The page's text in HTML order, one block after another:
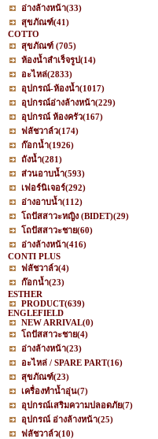
อ่างล้างหน้า(33)
สุขภัณฑ์(41)
COTTO
สุขภัณฑ์ (705)
ห้องน้ำสำเร็จรูป(14)
อะไหล่(2833)
อุปกรณ์-ห้องน้ำ(1017)
อุปกรณ์อ่างล้างหน้า(229)
อุปกรณ์ ห้องครัว(167)
ฟลัชวาล์ว(174)
ก๊อกน้ำ(1926)
ถังน้ำ(281)
ส่วนอาบน้ำ(593)
เฟอร์นิเจอร์(292)
อ่างอาบน้ำ(112)
โถปัสสาวะหญิง (BIDET)(29)
โถปัสสาวะชาย(60)
อ่างล้างหน้า(416)
CONTI PLUS
ฟลัชวาล์ว(4)
ก๊อกน้ำ(23)
ESTHER
PRODUCT(639)
ENGLEFIELD
NEW ARRIVAL(0)
โถปัสสาวะชาย(4)
อ่างล้างหน้า(23)
อะไหล่ / SPARE PART(16)
สุขภัณฑ์(23)
เครื่องทำน้ำอุ่น(7)
อุปกรณ์เสริมความปลอดภัย(7)
อุปกรณ์ อ่างล้างหน้า(25)
ฟลัชวาล์ว(10)